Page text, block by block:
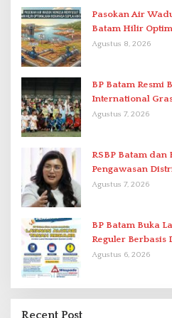
Pasokan Air
Batam Hilir
Antar-IPAM
Agustus 8, 2026
BP Batam Resmi
International
di Stadion
Agustus 7, 2026
RSBP Batam dan
Pengawasan
Kefarmasian
Agustus 7, 2026
BP Batam Buka
Reguler Berbasis
Agustus 6, 2026
Recent Post